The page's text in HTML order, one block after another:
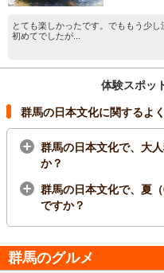
とても楽しかったです。でももう少
初めてでしたが...
体験スポッ
群馬の日本文化に関するよ
群馬の日本文化で、大
か？
群馬の日本文化で、夏
ですか？
群馬のグルメ